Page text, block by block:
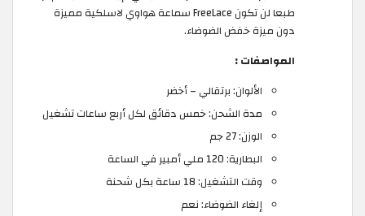
طبعا لن تكون FreeLace سماعة هواوي لاسلكية مميزة
دون ميزة خفض الضوضاء.
المواصفات :
الألوان: برتقالي – أخضر
مدة الشحن: خمس دقائق لكل أربع ساعات تشغيل
الوزن: 27 جم
البطارية: 120 ملي أمبير في الساعة
وقت التشغيل: 18 ساعة بكل شحنة
إلغاء الضوضاء: نعم